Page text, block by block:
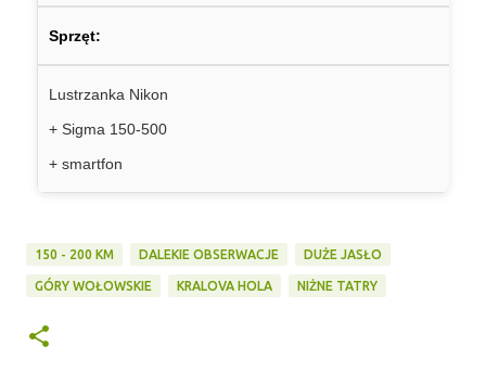
Sprzęt:
Lustrzanka Nikon
+ Sigma 150-500
+ smartfon
150 - 200 KM DALEKIE OBSERWACJE DUŻE JASŁO
GÓRY WOŁOWSKIE KRALOVA HOLA NIŻNE TATRY